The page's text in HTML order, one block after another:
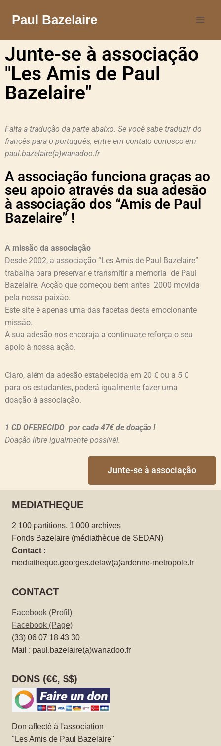
Paul Bazelaire
Junte-se à associação
"Les Amis de Paul
Bazelaire"
Falta a tradução da parte abaixo. Se você sabe traduzir do
francês para o português, entre em contato conosco em
paul.bazelaire(a)wanadoo.fr
A associação funciona graças ao
seu apoio através da sua adesão
à associação dos “Amis de Paul
Bazelaire” !
A missão da associação
Desde 2002, a associação “Les Amis de Paul Bazelaire”
trabalha para preservar e transmitir a memoria de Paul
Bazelaire. Acção que começou bem antes 2000 movida
pela nossa paixão.
Este site é apenas uma das facetas desta emocionante
missão.
A sua adesão nos encoraja a continuar,e reforça o seu
apoio à nossa ação.
Claro, além da adesão estabelecida em 20 € ou a 5 €
para os estudantes, poderá igualmente fazer uma
doação à associação.
1 CD OFERECIDO por cada 47€ de doação !
Doação libre igualmente possivél.
Junte-se à associação
MEDIATHEQUE
2 100 partitions, 1 000 archives
Fonds Bazelaire (médiathèque de SEDAN)
Contact :
mediatheque.georges.delaw(a)ardenne-metropole.fr
CONTACT
Facebook (Profil)
Facebook (Page)
(33) 06 07 18 43 30
Mail : paul.bazelaire(a)wanadoo.fr
DONS (€€, $$)
Don affecté à l'association
"Les Amis de Paul Bazelaire"